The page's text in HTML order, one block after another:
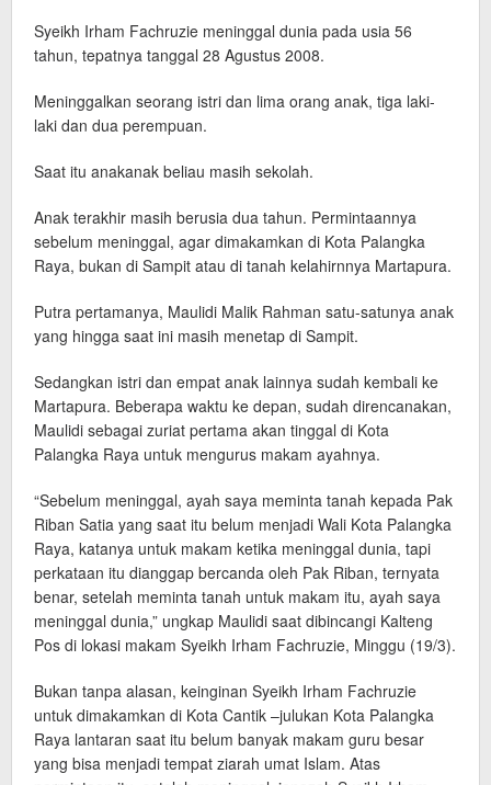
Syeikh Irham Fachruzie meninggal dunia pada usia 56
tahun, tepatnya tanggal 28 Agustus 2008.
Meninggalkan seorang istri dan lima orang anak, tiga laki-
laki dan dua perempuan.
Saat itu anakanak beliau masih sekolah.
Anak terakhir masih berusia dua tahun. Permintaannya
sebelum meninggal, agar dimakamkan di Kota Palangka
Raya, bukan di Sampit atau di tanah kelahirnnya Martapura.
Putra pertamanya, Maulidi Malik Rahman satu-satunya anak
yang hingga saat ini masih menetap di Sampit.
Sedangkan istri dan empat anak lainnya sudah kembali ke
Martapura. Beberapa waktu ke depan, sudah direncanakan,
Maulidi sebagai zuriat pertama akan tinggal di Kota
Palangka Raya untuk mengurus makam ayahnya.
“Sebelum meninggal, ayah saya meminta tanah kepada Pak
Riban Satia yang saat itu belum menjadi Wali Kota Palangka
Raya, katanya untuk makam ketika meninggal dunia, tapi
perkataan itu dianggap bercanda oleh Pak Riban, ternyata
benar, setelah meminta tanah untuk makam itu, ayah saya
meninggal dunia,” ungkap Maulidi saat dibincangi Kalteng
Pos di lokasi makam Syeikh Irham Fachruzie, Minggu (19/3).
Bukan tanpa alasan, keinginan Syeikh Irham Fachruzie
untuk dimakamkan di Kota Cantik –julukan Kota Palangka
Raya lantaran saat itu belum banyak makam guru besar
yang bisa menjadi tempat ziarah umat Islam. Atas